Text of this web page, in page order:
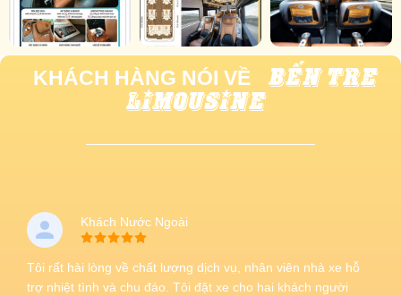
KHÁCH HÀNG NÓI VỀ BẾN TRE
LIMOUSINE
Khách Nước Ngoài
Tôi rất hài lòng về chất lượng dịch vụ, nhân viên nhà xe hỗ
trợ nhiệt tình và chu đáo. Tôi đặt xe cho hai khách người